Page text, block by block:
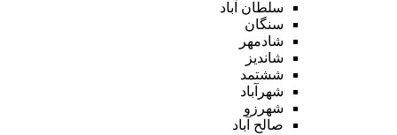
سلطان آباد
سنگان
شادمهر
شاندیز
ششتمد
شهرآباد
شهرزو
صالح آباد